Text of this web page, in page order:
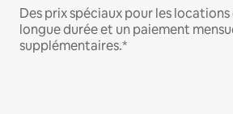
Des prix spéciaux pour les
longue durée et un paiement
supplémentaires.*